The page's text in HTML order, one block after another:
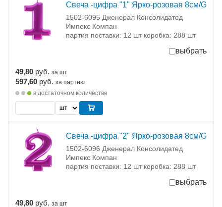
Свеча -цифра "1" Ярко-розовая 8см/G
1502-6095 Дженерал Консолидатед
Импекс Компан
партия поставки: 12 шт коробка: 288 шт
выбрать
49,80 руб. за шт
597,60 руб. за партию
в достаточном количестве
Свеча -цифра "2" Ярко-розовая 8см/G
1502-6096 Дженерал Консолидатед
Импекс Компан
партия поставки: 12 шт коробка: 288 шт
выбрать
49,80 руб. за шт